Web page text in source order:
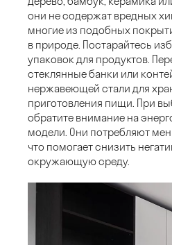
они не содержат вредных
многие из подобных
в природе. Постарайтесь
упаковок для продуктов.
стеклянные банки или
нержавеющей стали для
приготовления пищи. При
обратите внимание на
модели. Они потребляют
что помогает снизить
окружающую среду.